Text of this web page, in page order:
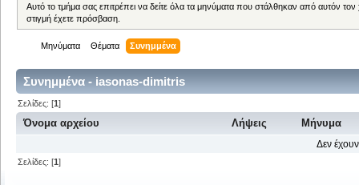
Αυτό το τμήμα σας επιτρέπει να δείτε όλα τα μηνύματα που στάλθηκαν από αυτόν
στιγμή έχετε πρόσβαση.
Μηνύματα Θέματα Συνημμένα
Συνημμένα - iasonas-dimitris
Σελίδες: [1]
Όνομα αρχείου Λήψεις Μήνυμα
Δεν
Σελίδες: [1]